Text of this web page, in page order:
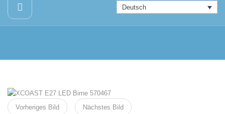
Deutsch
Vorheriges Bild Nächstes Bild